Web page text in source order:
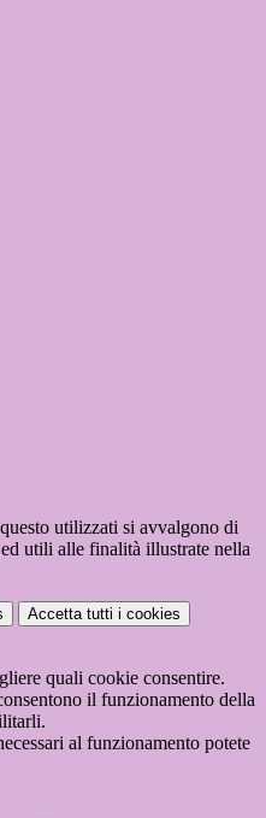
utilizzati si avvalgono di
utili alle finalità illustrate nella
Accetta tutti i cookies
quali cookie consentire.
il funzionamento della
al funzionamento potete